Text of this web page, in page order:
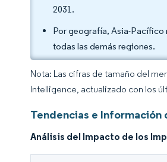
2031.
Por geografía, Asia-Pacífico
todas las demás regiones.
Nota: Las cifras de tamaño del
Intelligence, actualizado con los
Tendencias e
Análisis del Impacto de los